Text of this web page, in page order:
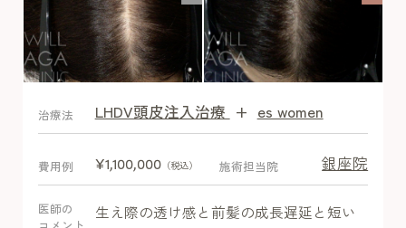
After
治療法 LHDV頭皮注入治療 + es women
費用例 ¥1,100,000（税込） 施術担当院 銀座院
医師の
生え際の透け感と前髪の成長遅延と短い